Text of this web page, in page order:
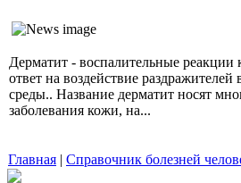
Дерматит - воспалительные реакции
ответ на воздействие раздражителей
среды.. Название дерматит носят
заболевания кожи, на...
Главная | Справочник болезней